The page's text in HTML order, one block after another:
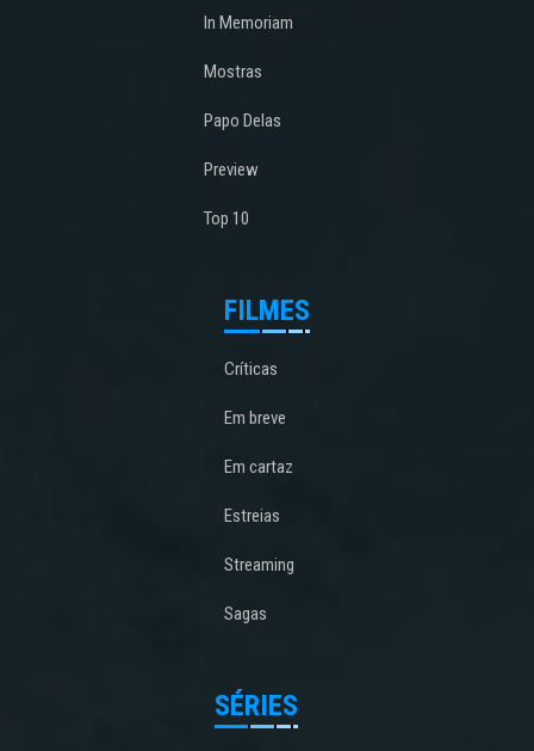
In Memoriam
Mostras
Papo Delas
Preview
Top 10
FILMES
Críticas
Em breve
Em cartaz
Estreias
Streaming
Sagas
SÉRIES